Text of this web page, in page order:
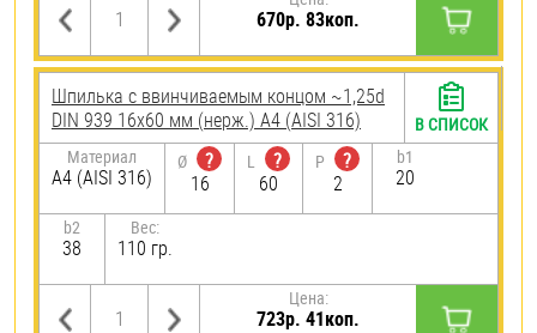
670р. 83коп.
Шпилька c ввинчиваемым концом ~1,25d
DIN 939 16х60 мм (нерж.) A4 (AISI 316)
Материал
A4 (AISI 316)
Ø
?
16
L
?
60
P
?
2
b1
20
b2
38
Вес:
110 гр.
Цена:
723р. 41коп.
В СПИСОК